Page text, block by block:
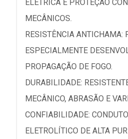
ELÉTRICA E PROTEÇÃO
MECÂNICOS.
RESISTÊNCIA ANTICHAMA:
ESPECIALMENTE
PROPAGAÇÃO DE FOGO.
DURABILIDADE:
MECÂNICO, ABRASÃO E
CONFIABILIDADE:
ELETROLÍTICO DE ALTA